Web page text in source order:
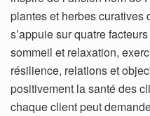
plantes et herbes curatives
s’appuie sur quatre
sommeil et relaxation,
résilience, relations et
positivement la santé des
chaque client peut